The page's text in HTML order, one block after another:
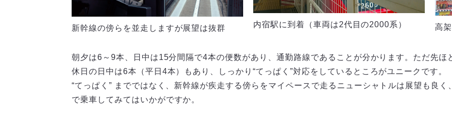
新幹線の傍らを並走しますが展望は抜群 内宿駅に到着（車両は2代目の2000系） 高
朝夕は6～9本、日中は15分間隔で4本の便数があり、通勤路線であることが分かります。ただ先
休日の日中は6本（平日4本）もあり、しっかり“てっぱく”対応をしているところがユニークです。
“てっぱく” までではなく、新幹線が疾走する傍らをマイペースで走るニューシャトルは展望も良
で乗車してみてはいかがですか。